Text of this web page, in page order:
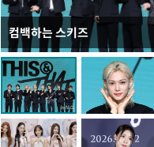
컴백하는 스키즈
입추 하루 앞둔 전남광주…
폭염